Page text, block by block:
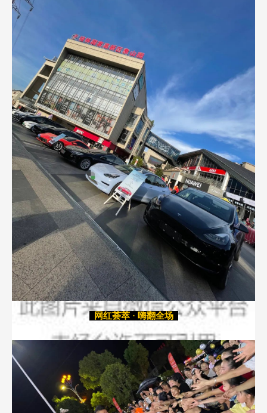
网红荟萃 · 嗨翻全场